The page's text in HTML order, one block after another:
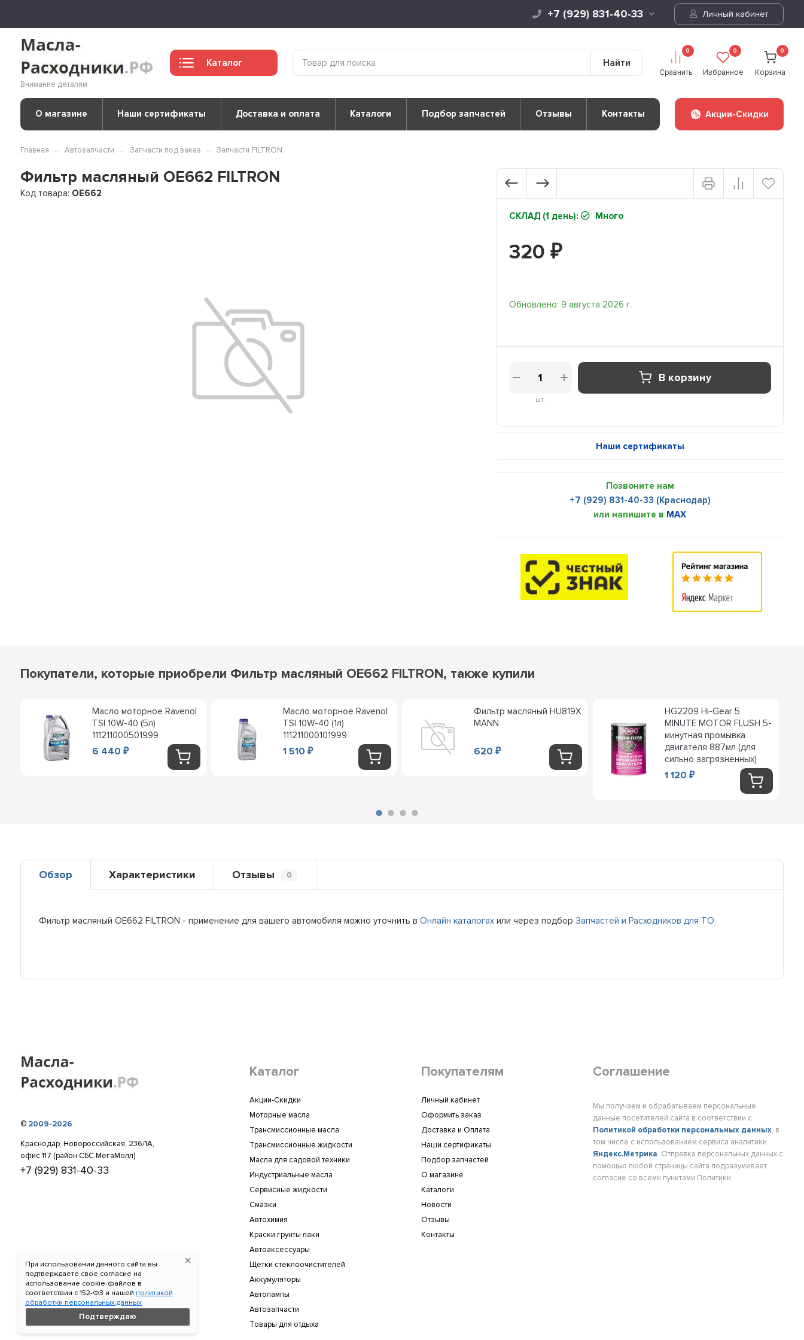
При использовании данного сайта вы
подтверждаете свое согласие на
использование cookie-файлов в
соответствии c 152-ФЗ и нашей политикой
обработки персональных данных
Подтверждаю
+7 (929) 831-40-33 Личный кабинет
Внимание деталям
Каталог Найти
0
Сравнить
0
Избранное
0
Корзина
О магазине Наши сертификаты Доставка и оплата Каталоги Подбор запчастей Отзывы Контакты Акции-Скидки
Главная Автозапчасти Запчасти под заказ Запчасти FILTRON
Фильтр масляный OE662 FILTRON
Код товара: OE662
СКЛАД (1 день): Много
320 ₽
Обновлено: 9 августа 2026 г.
шт.
В корзину
Наши сертификаты
Позвоните нам
+7 (929) 831-40-33 (Краснодар)
или напишите в MAX
Покупатели, которые приобрели Фильтр масляный OE662 FILTRON, также купили
Масло моторное Ravenol
TSI 10W-40 (5л)
111211000501999
6 440₽
Масло моторное Ravenol
TSI 10W-40 (1л)
111211000101999
1 510₽
Фильтр масляный HU819X
MANN
620₽
HG2209 Hi-Gear 5
MINUTE MOTOR FLUSH 5-
минутная промывка
двигателя 887мл (для
сильно загрязненных)
1 120₽
Обзор Характеристики Отзывы 0
Фильтр масляный OE662 FILTRON - применение для вашего автомобиля можно уточнить вОнлайн каталогах или через подбор Запчастей и Расходников для ТО
© 2009-2026
Краснодар, Новороссийская, 236/1А,
офис 117 (район СБС МегаМолл)
+7 (929) 831-40-33
Каталог
Акции-Скидки
Моторные масла
Трансмиссионные масла
Трансмиссионные жидкости
Масла для садовой техники
Индустриальные масла
Сервисные жидкости
Смазки
Автохимия
Краски грунты лаки
Автоаксессуары
Щетки стеклоочистителей
Аккумуляторы
Автолампы
Автозапчасти
Товары для отдыха
Покупателям
Личный кабинет
Оформить заказ
Доставка и Оплата
Наши сертификаты
Подбор запчастей
О магазине
Каталоги
Новости
Отзывы
Контакты
Соглашение
Мы получаем и обрабатываем персональные
данные посетителей сайта в соответствии с
Политикой обработки персональных данных, в
том числе с использованием сервиса аналитики
Яндекс.Метрика. Отправка персональных данных с
помощью любой страницы сайта подразумевает
согласие со всеми пунктами Политики.